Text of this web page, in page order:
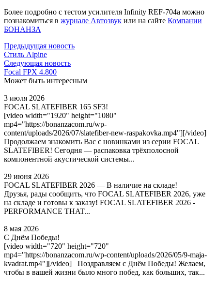
Более подробно с тестом усилителя Infinity REF-704a можно
познакомиться в журнале Автозвук или на сайте Компании
БОНАНЗА
Предыдущая новость
Стиль Alpine
Следующая новость
Focal FPX 4.800
Может быть интересным
3 июля 2026
FOCAL SLATEFIBER 165 SF3!
[video width="1920" height="1080"
mp4="https://bonanzacom.ru/wp-
content/uploads/2026/07/slatefiber-new-raspakovka.mp4"][/video]
Продолжаем знакомить Вас с новинками из серии FOCAL
SLATEFIBER! Сегодня — распаковка трёхполосной
компонентной акустической системы...
29 июня 2026
FOCAL SLATEFIBER 2026 — В наличие на складе!
Друзья, рады сообщить, что FOCAL SLATEFIBER 2026, уже
на складе и готовы к заказу! FOCAL SLATEFIBER 2026 -
PERFORMANCE THAT...
8 мая 2026
С Днём Победы!
[video width="720" height="720"
mp4="https://bonanzacom.ru/wp-content/uploads/2026/05/9-maja-
kvadrat.mp4"][/video] Поздравляем с Днём Победы! Желаем,
чтобы в вашей жизни было много побед, как больших, так...